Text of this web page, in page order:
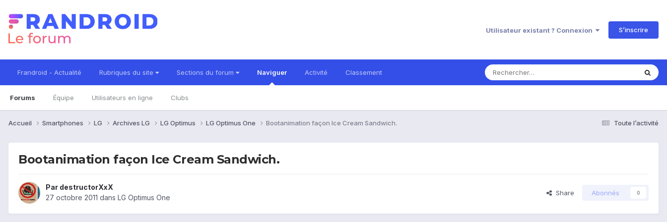
Utilisateur existant ? Connexion S’inscrire
Frandroid - Actualité Rubriques du site Sections du forum Naviguer
Forums Équipe Utilisateurs en ligne Clubs
Activité Classement
Toute l’activité
Accueil Smartphones LG Archives LG LG Optimus LG Optimus One Bootanimation façon Ice Cream Sandwich.
Bootanimation façon Ice Cream Sandwich.
Par destructorXxX
27 octobre 2011 dans LG Optimus One
Share Abonnés 0